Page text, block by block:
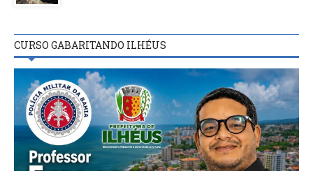
CURSO GABARITANDO ILHÉUS